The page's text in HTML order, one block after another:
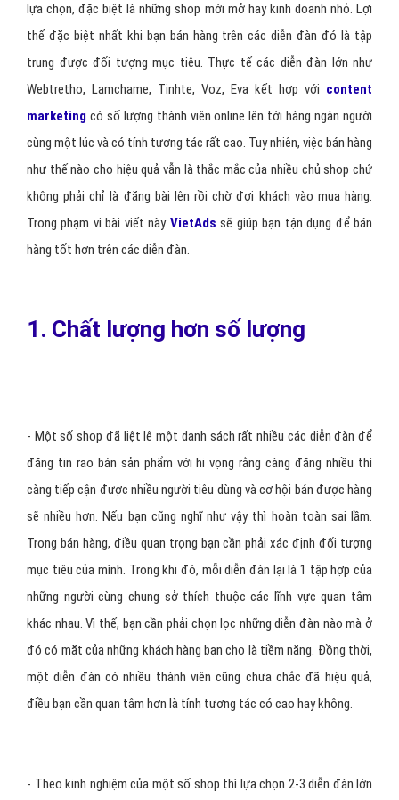
lựa chọn, đặc biệt là những shop mới mở hay kinh doanh nhỏ. Lợi
thế đặc biệt nhất khi bạn bán hàng trên các diễn đàn đó là tập
trung được đối tượng mục tiêu. Thực tế các diễn đàn lớn như
Webtretho, Lamchame, Tinhte, Voz, Eva kết hợp với content
marketing có số lượng thành viên online lên tới hàng ngàn người
cùng một lúc và có tính tương tác rất cao. Tuy nhiên, việc bán hàng
như thế nào cho hiệu quả vẫn là thắc mắc của nhiều chủ shop chứ
không phải chỉ là đăng bài lên rồi chờ đợi khách vào mua hàng.
Trong phạm vi bài viết này VietAds sẽ giúp bạn tận dụng để bán
hàng tốt hơn trên các diễn đàn.
1. Chất lượng hơn số lượng
- Một số shop đã liệt lê một danh sách rất nhiều các diễn đàn để
đăng tin rao bán sản phẩm với hi vọng rằng càng đăng nhiều thì
càng tiếp cận được nhiều người tiêu dùng và cơ hội bán được hàng
sẽ nhiều hơn. Nếu bạn cũng nghĩ như vậy thì hoàn toàn sai lầm.
Trong bán hàng, điều quan trọng bạn cần phải xác định đối tượng
mục tiêu của mình. Trong khi đó, mỗi diễn đàn lại là 1 tập hợp của
những người cùng chung sở thích thuộc các lĩnh vực quan tâm
khác nhau. Vì thế, bạn cần phải chọn lọc những diễn đàn nào mà ở
đó có mặt của những khách hàng bạn cho là tiềm năng. Đồng thời,
một diễn đàn có nhiều thành viên cũng chưa chắc đã hiệu quả,
điều bạn cần quan tâm hơn là tính tương tác có cao hay không.
- Theo kinh nghiệm của một số shop thì lựa chọn 2-3 diễn đàn lớn